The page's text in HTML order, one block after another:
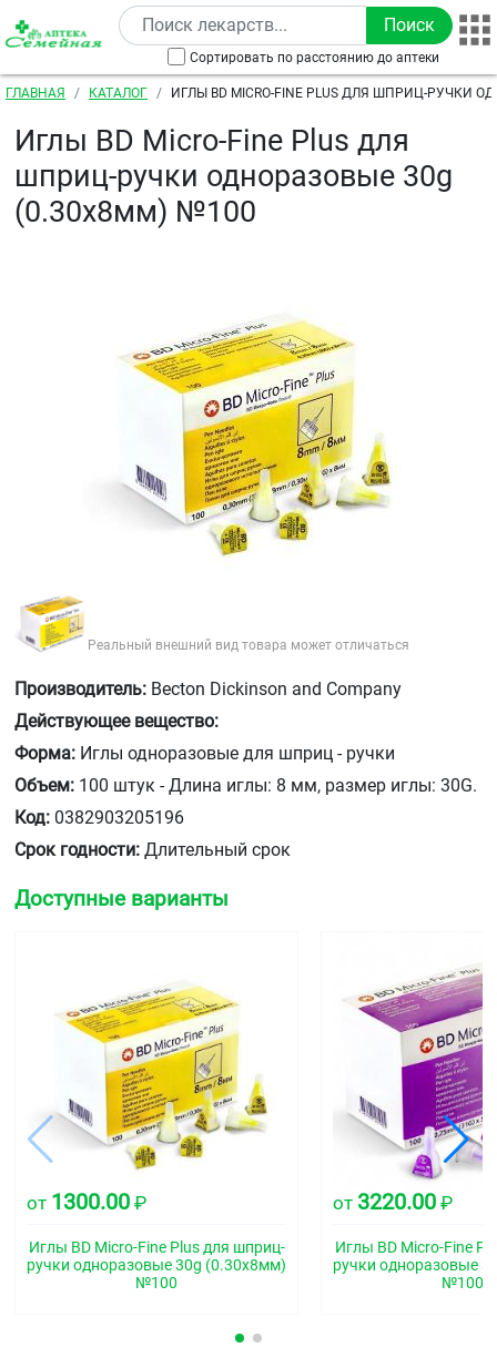
Перейти к основному содержанию
Сортировать по расстоянию до аптеки
Строка навигации
ГЛАВНАЯ КАТАЛОГ
ИГЛЫ BD MICRO-FINE PLUS ДЛЯ ШПРИЦ-РУЧКИ
Иглы BD Micro-Fine Plus для
шприц-ручки одноразовые 30g
(0.30х8мм) №100
Реальный внешний вид товара может отличаться
Производитель: Becton Dickinson and Company
Действующее вещество:
Форма: Иглы одноразовые для шприц - ручки
Объем: 100 штук - Длина иглы: 8 мм, размер иглы: 30G.
Код: 0382903205196
Срок годности: Длительный срок
Доступные варианты
от 1300.00 ₽
Иглы BD Micro-Fine Plus для шприц-
ручки одноразовые 30g (0.30х8мм)
№100
от 3220.00 ₽
Иглы BD Micro-Fine
ручки одноразовые
№100